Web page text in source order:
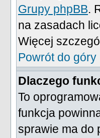
Grupy phpBB.
na zasadach
Więcej
Powrót do góry
Dlaczego
To
funkcja
sprawie ma do